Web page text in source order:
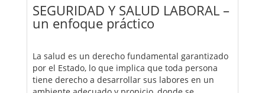
SEGURIDAD Y SALUD LABORAL –
un enfoque práctico
La salud es un derecho fundamental garantizado
por el Estado, lo que implica que toda persona
tiene derecho a desarrollar sus labores en un